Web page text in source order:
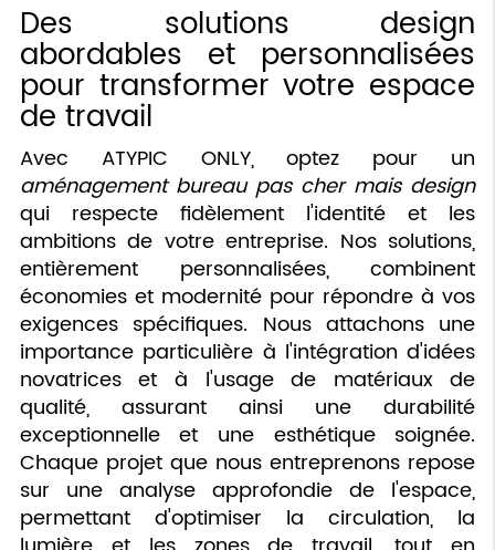
Des solutions design
abordables et personnalisées
pour transformer votre espace
de travail
Avec ATYPIC ONLY, optez pour un
aménagement bureau pas cher mais design
qui respecte fidèlement l'identité et les
ambitions de votre entreprise. Nos solutions,
entièrement personnalisées, combinent
économies et modernité pour répondre à vos
exigences spécifiques. Nous attachons une
importance particulière à l'intégration d'idées
novatrices et à l'usage de matériaux de
qualité, assurant ainsi une durabilité
exceptionnelle et une esthétique soignée.
Chaque projet que nous entreprenons repose
sur une analyse approfondie de l'espace,
permettant d'optimiser la circulation, la